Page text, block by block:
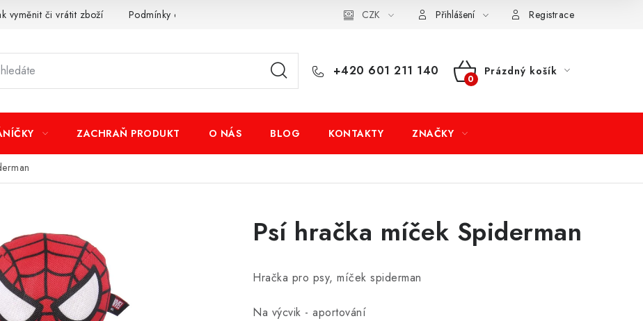
vyměnit či vrátit zboží Podmínky ochrany osobních údajů Obchodní podmínky Doprava a platba Moje objednávka
CZK Přihlášení Registrace
+420 601 211 140
NÁKUPNÍ
Prázdný košík
ZACHRAŇ PRODUKT O NÁS BLOG KONTAKTY ZNAČKY
Psí hračka míček Spiderman
Hračka pro psy, míček spiderman
Na výcvik - aportování